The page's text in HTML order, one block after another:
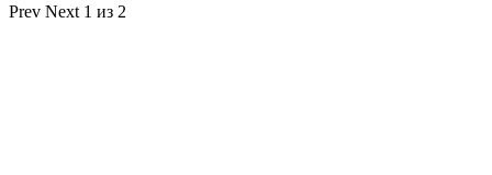
Prev Next 1 из 2